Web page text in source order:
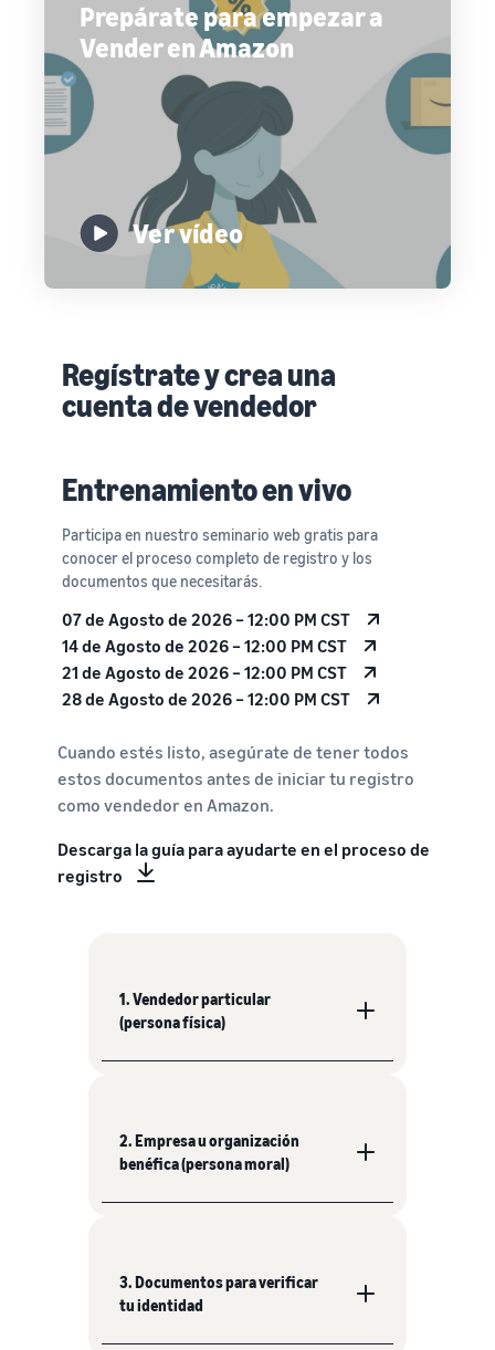
Prepárate para empezar a
Vender en Amazon
Ver vídeo
Regístrate y crea una
cuenta de vendedor
Entrenamiento en vivo
Participa en nuestro seminario web gratis para
conocer el proceso completo de registro y los
documentos que necesitarás.
07 de Agosto de 2026 – 12:00 PM CST
14 de Agosto de 2026 – 12:00 PM CST
21 de Agosto de 2026 – 12:00 PM CST
28 de Agosto de 2026 – 12:00 PM CST
Cuando estés listo, asegúrate de tener todos
estos documentos antes de iniciar tu registro
como vendedor en Amazon.
Descarga la guía para ayudarte en el proceso de
registro
1. Vendedor particular
(persona física)
2. Empresa u organización
benéfica (persona moral)
3. Documentos para verificar
tu identidad